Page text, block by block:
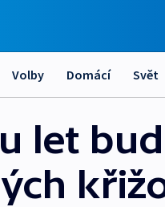
Volby Domácí Svět
let